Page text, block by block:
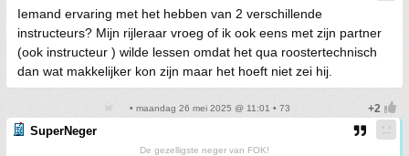
Iemand ervaring met het hebben van 2 verschillende
instructeurs? Mijn rijleraar vroeg of ik ook eens met zijn partner
(ook instructeur ) wilde lessen omdat het qua roostertechnisch
dan wat makkelijker kon zijn maar het hoeft niet zei hij.
• maandag 26 mei 2025 @ 11:01 • 73
SuperNeger
De gezelligste neger van FOK!